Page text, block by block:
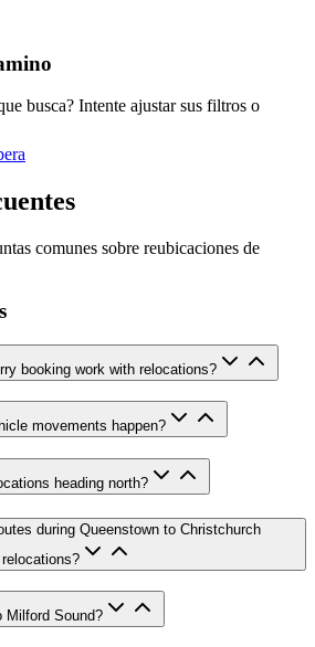
busca? Intente ajustar sus filtros o
comunes sobre reubicaciones de
booking work with relocations?
movements happen?
heading north?
during Queenstown to Christchurch
relocations?
Milford Sound?